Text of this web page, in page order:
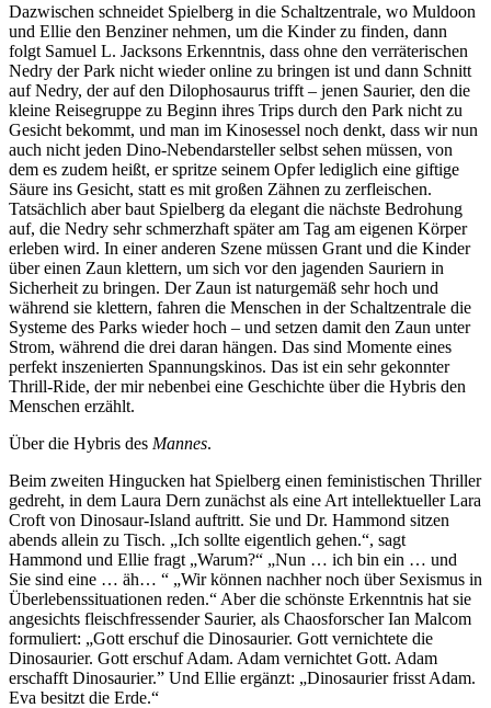
Dazwischen schneidet Spielberg in die Schaltzentrale, wo Muldoon
und Ellie den Benziner nehmen, um die Kinder zu finden, dann
folgt Samuel L. Jacksons Erkenntnis, dass ohne den verräterischen
Nedry der Park nicht wieder online zu bringen ist und dann Schnitt
auf Nedry, der auf den Dilophosaurus trifft – jenen Saurier, den die
kleine Reisegruppe zu Beginn ihres Trips durch den Park nicht zu
Gesicht bekommt, und man im Kinosessel noch denkt, dass wir nun
auch nicht jeden Dino-Nebendarsteller selbst sehen müssen, von
dem es zudem heißt, er spritze seinem Opfer lediglich eine giftige
Säure ins Gesicht, statt es mit großen Zähnen zu zerfleischen.
Tatsächlich aber baut Spielberg da elegant die nächste Bedrohung
auf, die Nedry sehr schmerzhaft später am Tag am eigenen Körper
erleben wird. In einer anderen Szene müssen Grant und die Kinder
über einen Zaun klettern, um sich vor den jagenden Sauriern in
Sicherheit zu bringen. Der Zaun ist naturgemäß sehr hoch und
während sie klettern, fahren die Menschen in der Schaltzentrale die
Systeme des Parks wieder hoch – und setzen damit den Zaun unter
Strom, während die drei daran hängen. Das sind Momente eines
perfekt inszenierten Spannungskinos. Das ist ein sehr gekonnter
Thrill-Ride, der mir nebenbei eine Geschichte über die Hybris den
Menschen erzählt.
Über die Hybris des Mannes.
Beim zweiten Hingucken hat Spielberg einen feministischen Thriller
gedreht, in dem Laura Dern zunächst als eine Art intellektueller Lara
Croft von Dinosaur-Island auftritt. Sie und Dr. Hammond sitzen
abends allein zu Tisch. „Ich sollte eigentlich gehen.“, sagt
Hammond und Ellie fragt „Warum?“ „Nun … ich bin ein … und
Sie sind eine … äh… “ „Wir können nachher noch über Sexismus in
Überlebenssituationen reden.“ Aber die schönste Erkenntnis hat sie
angesichts fleischfressender Saurier, als Chaosforscher Ian Malcom
formuliert: „Gott erschuf die Dinosaurier. Gott vernichtete die
Dinosaurier. Gott erschuf Adam. Adam vernichtet Gott. Adam
erschafft Dinosaurier.” Und Ellie ergänzt: „Dinosaurier frisst Adam.
Eva besitzt die Erde.“